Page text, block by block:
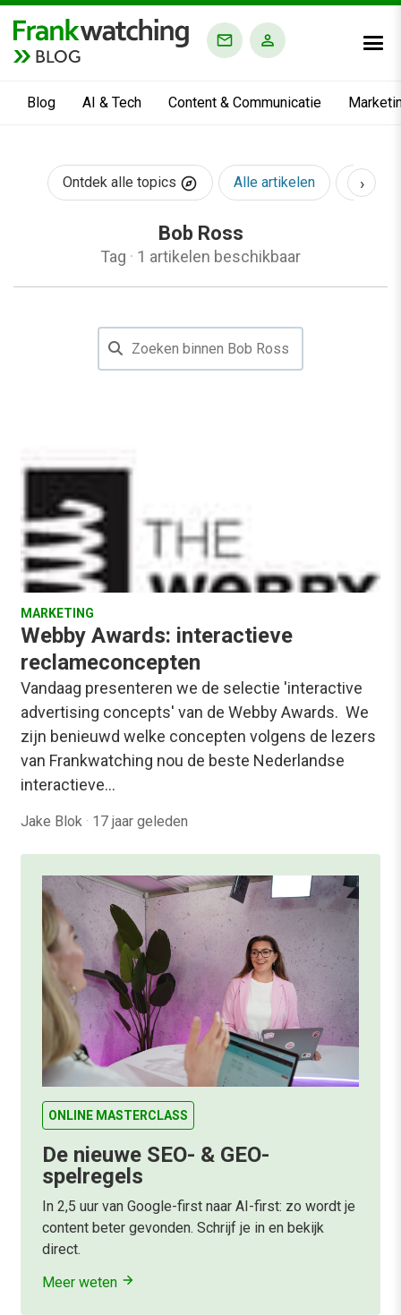
BLOG
Blog AI & Tech Content & Communicatie
Ontdek alle topics Alle artikelen AI &
›
Bob Ross
Tag · 1 artikelen beschikbaar
MARKETING
Webby Awards: interactieve
reclameconcepten
Vandaag presenteren we de selectie 'interactive
advertising concepts' van de Webby Awards. We
zijn benieuwd welke concepten volgens de lezers
van Frankwatching nou de beste Nederlandse
interactieve…
Jake Blok · 17 jaar geleden
ONLINE MASTERCLASS
De nieuwe SEO- & GEO-
spelregels
In 2,5 uur van Google-first naar AI-first: zo wordt je
content beter gevonden. Schrijf je in en bekijk
direct.
Meer weten